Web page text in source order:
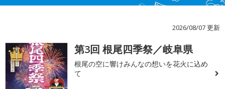
2026/08/07 更新
1 第3回 根尾四季祭／岐阜県
根尾の空に響けみんなの想いを花火に込め
て